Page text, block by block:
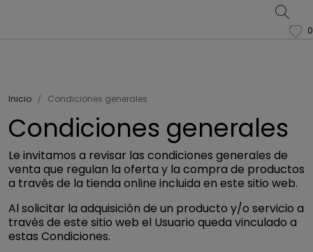
0
Inicio Condiciones generales
Condiciones generales
Le invitamos a revisar las condiciones generales de
venta que regulan la oferta y la compra de productos
a través de la tienda online incluida en este sitio web.
Al solicitar la adquisición de un producto y/o servicio a
través de este sitio web el Usuario queda vinculado a
estas Condiciones.